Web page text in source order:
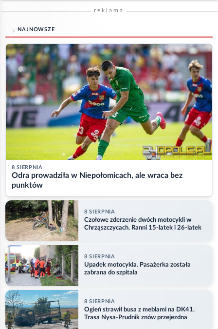
reklama
NAJNOWSZE
8 SIERPNIA
Odra prowadziła w Niepołomicach, ale wraca bez
punktów
8 SIERPNIA
Czołowe zderzenie dwóch motocykli w
Chrząszczycach. Ranni 15-latek i 26-latek
8 SIERPNIA
Upadek motocykla. Pasażerka została
zabrana do szpitala
8 SIERPNIA
Ogień strawił busa z meblami na DK41.
Trasa Nysa-Prudnik znów przejezdna